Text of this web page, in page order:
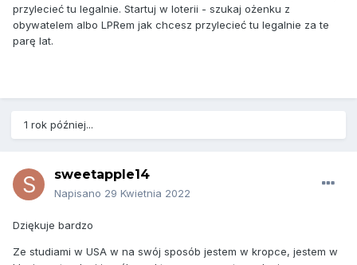
przylecieć tu legalnie. Startuj w loterii - szukaj ożenku z
obywatelem albo LPRem jak chcesz przylecieć tu legalnie za te
parę lat.
1 rok później...
sweetapple14
Napisano 29 Kwietnia 2022
Dziękuje bardzo
Ze studiami w USA w na swój sposób jestem w kropce, jestem w